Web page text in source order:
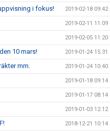
i fokus! 2019-02-18 09:42
2019-02-11 11:09
2019-02-05 11:20
10 mars! 2019-01-24 15:31
mm. 2019-01-24 10:40
2019-01-18 09:14
2019-01-17 08:14
2019-01-03 12:12
2018-12-21 10:14